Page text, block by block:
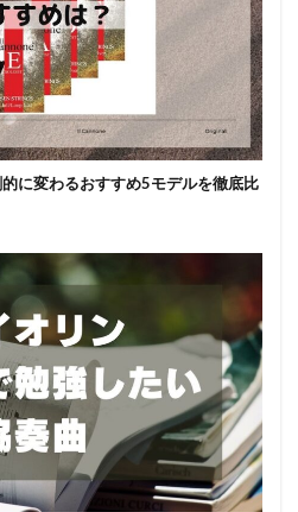
に変わるおすすめ5モデルを徹底比